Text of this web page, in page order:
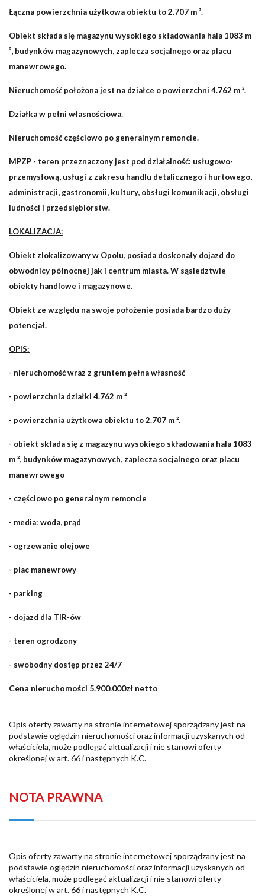
Łączna powierzchnia użytkowa obiektu to 2.707 m ².
Obiekt składa się magazynu wysokiego składowania hala 1083 m
², budynków magazynowych, zaplecza socjalnego oraz placu
manewrowego.
Nieruchomość położona jest na działce o powierzchni 4.762 m ².
Działka w pełni własnościowa.
Nieruchomość częściowo po generalnym remoncie.
MPZP - teren przeznaczony jest pod działalność: usługowo-
przemysłową, usługi z zakresu handlu detalicznego i hurtowego,
administracji, gastronomii, kultury, obsługi komunikacji, obsługi
ludności i przedsiębiorstw.
LOKALIZACJA:
Obiekt zlokalizowany w Opolu, posiada doskonały dojazd do
obwodnicy północnej jak i centrum miasta. W sąsiedztwie
obiekty handlowe i magazynowe.
Obiekt ze względu na swoje położenie posiada bardzo duży
potencjał.
OPIS:
- nieruchomość wraz z gruntem pełna własność
- powierzchnia działki 4.762 m ²
- powierzchnia użytkowa obiektu to 2.707 m ².
- obiekt składa się z magazynu wysokiego składowania hala 1083
m ², budynków magazynowych, zaplecza socjalnego oraz placu
manewrowego
- częściowo po generalnym remoncie
- media: woda, prąd
- ogrzewanie olejowe
- plac manewrowy
- parking
- dojazd dla TIR-ów
- teren ogrodzony
- swobodny dostęp przez 24/7
Cena nieruchomości 5.900.000zł netto
Opis oferty zawarty na stronie internetowej sporządzany jest na
podstawie oględzin nieruchomości oraz informacji uzyskanych od
właściciela, może podlegać aktualizacji i nie stanowi oferty
określonej w art. 66 i następnych K.C.
NOTA PRAWNA
Opis oferty zawarty na stronie internetowej sporządzany jest na
podstawie oględzin nieruchomości oraz informacji uzyskanych od
właściciela, może podlegać aktualizacji i nie stanowi oferty
określonej w art. 66 i następnych K.C.